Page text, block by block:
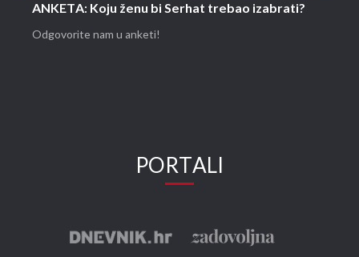
ANKETA: Koju ženu bi Serhat trebao izabrati?
Odgovorite nam u anketi!
PORTALI